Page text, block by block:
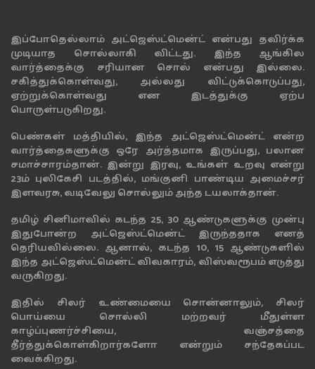
இப்போதெல்லாம் அட்ஜெஸ்ட்மென்ட் என்பது தவிர்க்க
முடியாத சொல்லாகி விட்டது. இந்த ஆங்கில
வார்த்தைக்கு சரியான சொல் என்பது இல்லை.
சகித்துக்கொள்வது, அல்லது விட்டுக்கொடுப்பது,
ஏற்றுக்கொள்வது என இடத்துக்கு ஏற்ப
பொருள்படுகிறது.
பெண்கள் மத்தியில், இந்த அட்ஜெஸ்ட்மென்ட் என்ற
வார்த்தைகளுக்கு ஒரே அர்த்தமாக இருப்பது, பலான
சமாச்சாரம்தான். இன்று இரவு, உங்கள் உறவு என்று
23ம் புலிகேசி படத்தில், மங்குனி பாண்டிய அமைச்சர்
இளவரசு, வடிவேலு சொல்லும் அந்த டயலாக்தான்.
தமிழ் சினிமாவில் கடந்த 25, 30 ஆண்டுகளுக்கு முன்பு
இதுபோன்ற அட்ஜெஸ்ட்மென்ட் இருந்ததாக எனத்
தெரியவில்லை. ஆனால், கடந்த 10, 15 ஆண்டுகளில்
இந்த அட்ஜெஸ்ட்மென்ட் விவகாரம், விஸ்வரூபம் எடுத்து
வருகிறது.
இதில் சிலர் உண்மையை சொன்னாலும், சிலர்
பொய்யை சொல்லி மற்றவர் மீதுள்ள
காழ்ப்புணர்ச்சியை, வஞ்சத்தை
தீர்த்துக்கொள்கிறார்களோ என்றும் சந்தேகப்பட
வைக்கிறது.